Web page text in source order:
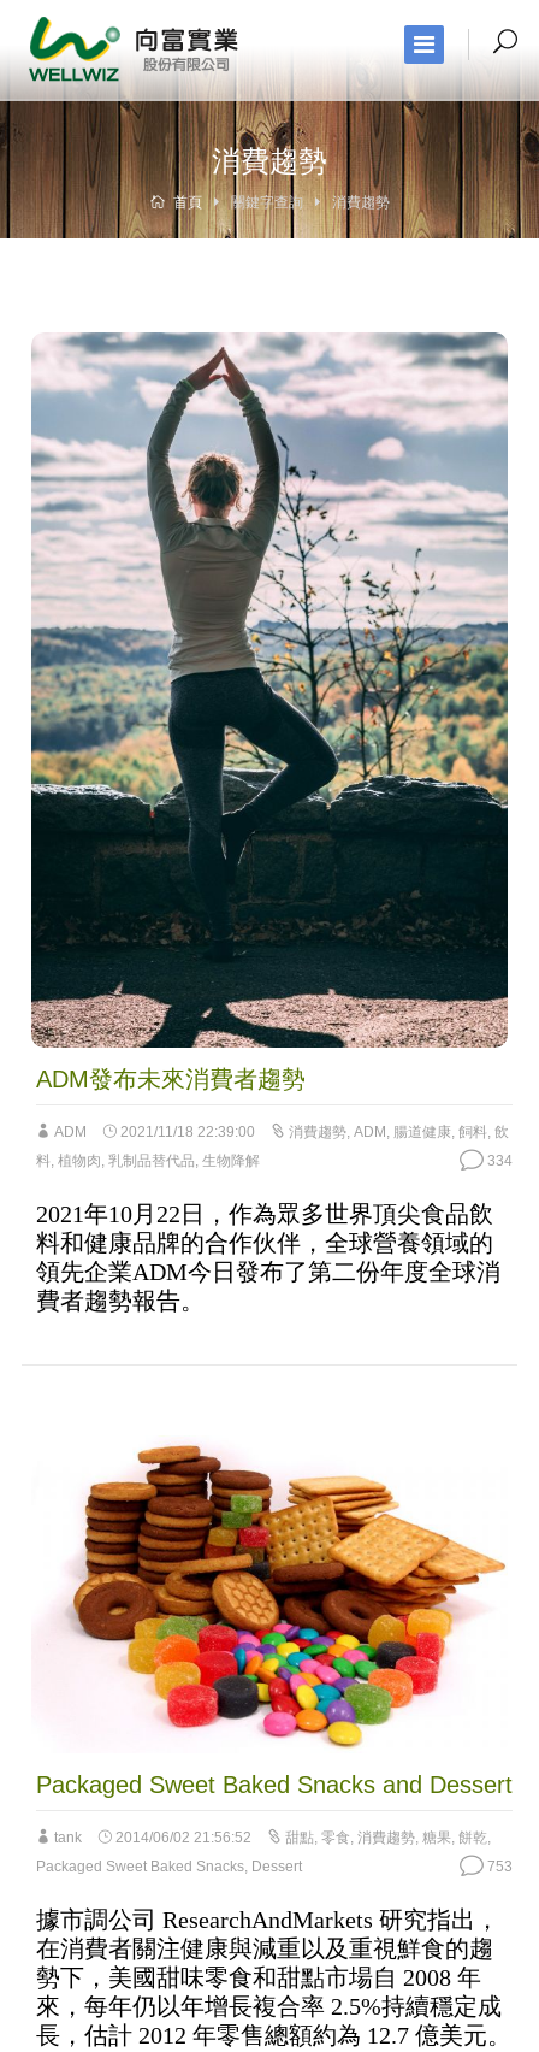
消費趨勢
首頁 關鍵字查詢 消費趨勢
ADM發布未來消費者趨勢
ADM 2021/11/18 22:39:00 消費趨勢, ADM , 腸道健康, 飼料, 飲
料, 植物肉, 乳制品替代品, 生物降解 334
2021年10月22日，作為眾多世界頂尖食品飲
料和健康品牌的合作伙伴，全球營養領域的
領先企業ADM今日發布了第二份年度全球消
費者趨勢報告。
Packaged Sweet Baked Snacks and Dessert
tank 2014/06/02 21:56:52 甜點, 零食, 消費趨勢, 糖果, 餅乾,
Packaged Sweet Baked Snacks, Dessert 753
據市調公司 ResearchAndMarkets 研究指出，
在消費者關注健康與減重以及重視鮮食的趨
勢下，美國甜味零食和甜點市場自 2008 年
來，每年仍以年增長複合率 2.5%持續穩定成
長，估計 2012 年零售總額約為 12.7 億美元。